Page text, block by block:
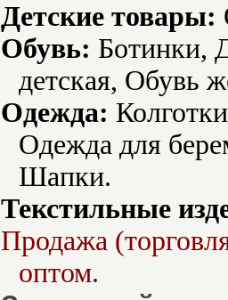
Детские товары:
Обувь: Ботинки,
детская, Обувь
Одежда:
Одежда для
Шапки.
Текстильные
Продажа
оптом.